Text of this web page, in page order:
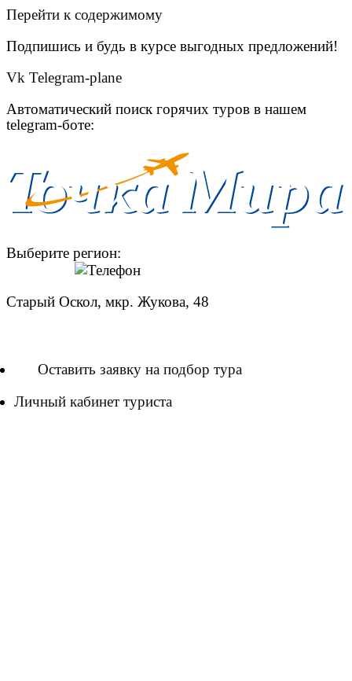
Перейти к содержимому
Подпишись и будь в курсе выгодных предложений!
Vk Telegram-plane
Автоматический поиск горячих туров в нашем
telegram-боте:
Выберите регион:
Старый Оскол, мкр. Жукова, 48
Оставить заявку на подбор тура
Личный кабинет туриста